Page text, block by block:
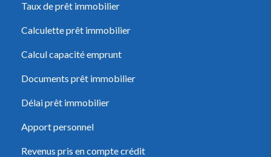
Taux de prêt immobilier
Calculette prêt immobilier
Calcul capacité emprunt
Documents prêt immobilier
Délai prêt immobilier
Apport personnel
Revenus pris en compte crédit